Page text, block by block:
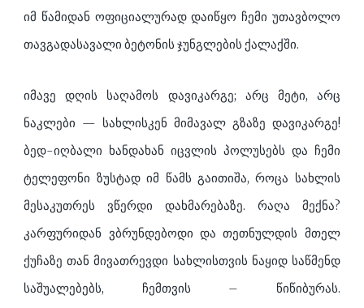
იმ წამიდან ოფიციალურად დაიწყო ჩემი უთავბოლო
თავგადასავალი ბეტონის ჯუნგლების ქალაქში.
იმავე დღის საღამოს დავიკარგე; არც მეტი, არც
ნაკლები — სახლისკენ მიმავალ გზაზე დავიკარგე!
ბედ-იღბალი ხანდახან იცვლის პოლუსებს და ჩემი
ტელეფონი ზუსტად იმ წამს გაითიშა, როცა სახლის
მესაკუთრეს ვწერდი დახმარებაზე. რაღა მექნა?
კარფურიდან ვბრუნდებოდი და თეთნულდის მთელ
ქუჩაზე თან მივათრევდი სახლისთვის ნაყიდ საწმენდ
საშუალებებს, ჩემთვის – წიწიბურას.